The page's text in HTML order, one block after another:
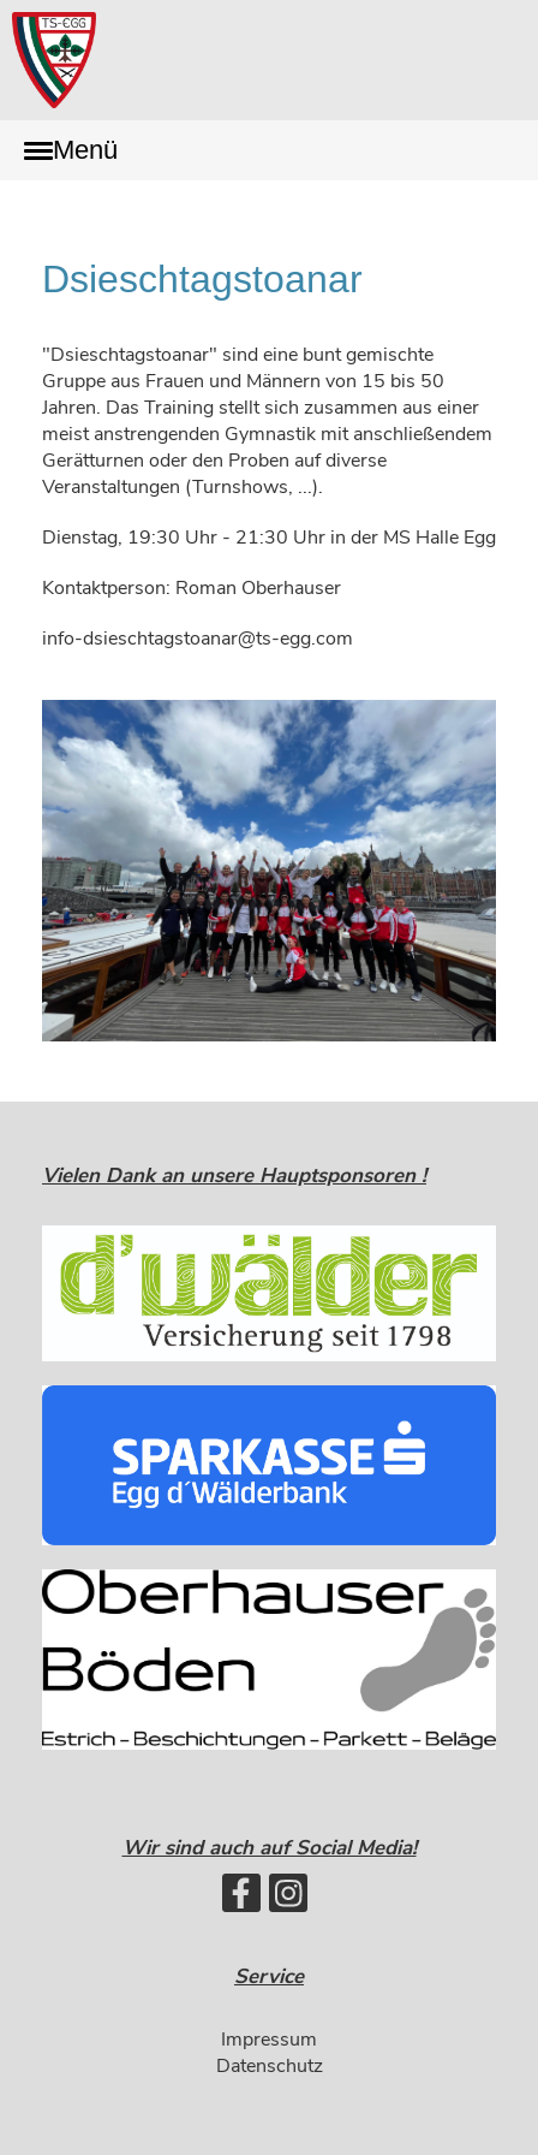
Menü
Dsieschtagstoanar
"Dsieschtagstoanar" sind eine bunt gemischte
Gruppe aus Frauen und Männern von 15 bis 50
Jahren. Das Training stellt sich zusammen aus einer
meist anstrengenden Gymnastik mit anschließendem
Gerätturnen oder den Proben auf diverse
Veranstaltungen (Turnshows, ...).
Dienstag, 19:30 Uhr - 21:30 Uhr in der MS Halle Egg
Kontaktperson: Roman Oberhauser
info-dsieschtagstoanar@ts-egg.com
Vielen Dank an unsere Hauptsponsoren !
Wir sind auch auf Social Media!
Service
Impressum
Datenschutz